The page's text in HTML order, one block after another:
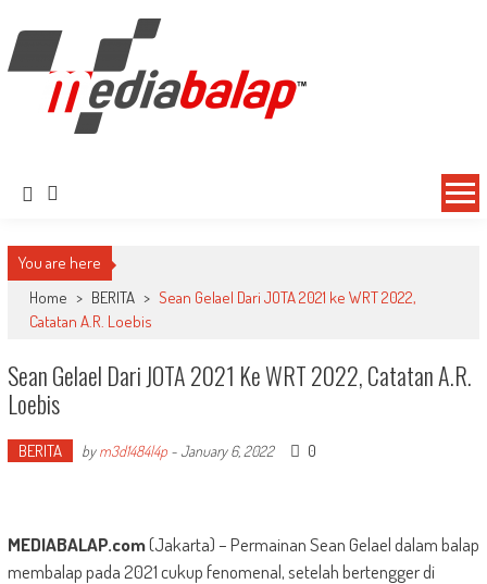
You are here
Home > BERITA > Sean Gelael Dari JOTA 2021 ke WRT 2022,
Catatan A.R. Loebis
Sean Gelael Dari JOTA 2021 Ke WRT 2022, Catatan A.R.
Loebis
BERITA bym3d1484l4p-January 6, 2022 0
MEDIABALAP.com(Jakarta) – Permainan Sean Gelael dalam balap
membalap pada 2021 cukup fenomenal, setelah bertengger di